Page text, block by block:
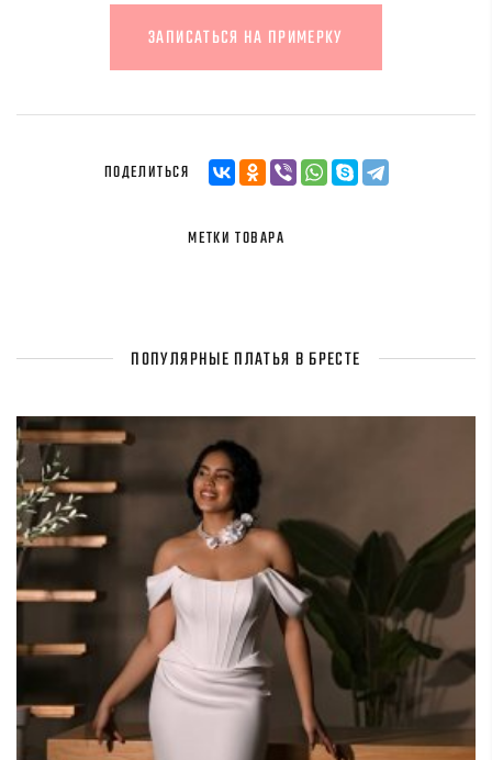
ЗАПИСАТЬСЯ НА ПРИМЕРКУ
ПОДЕЛИТЬСЯ
МЕТКИ ТОВАРА
ПОПУЛЯРНЫЕ ПЛАТЬЯ В БРЕСТЕ